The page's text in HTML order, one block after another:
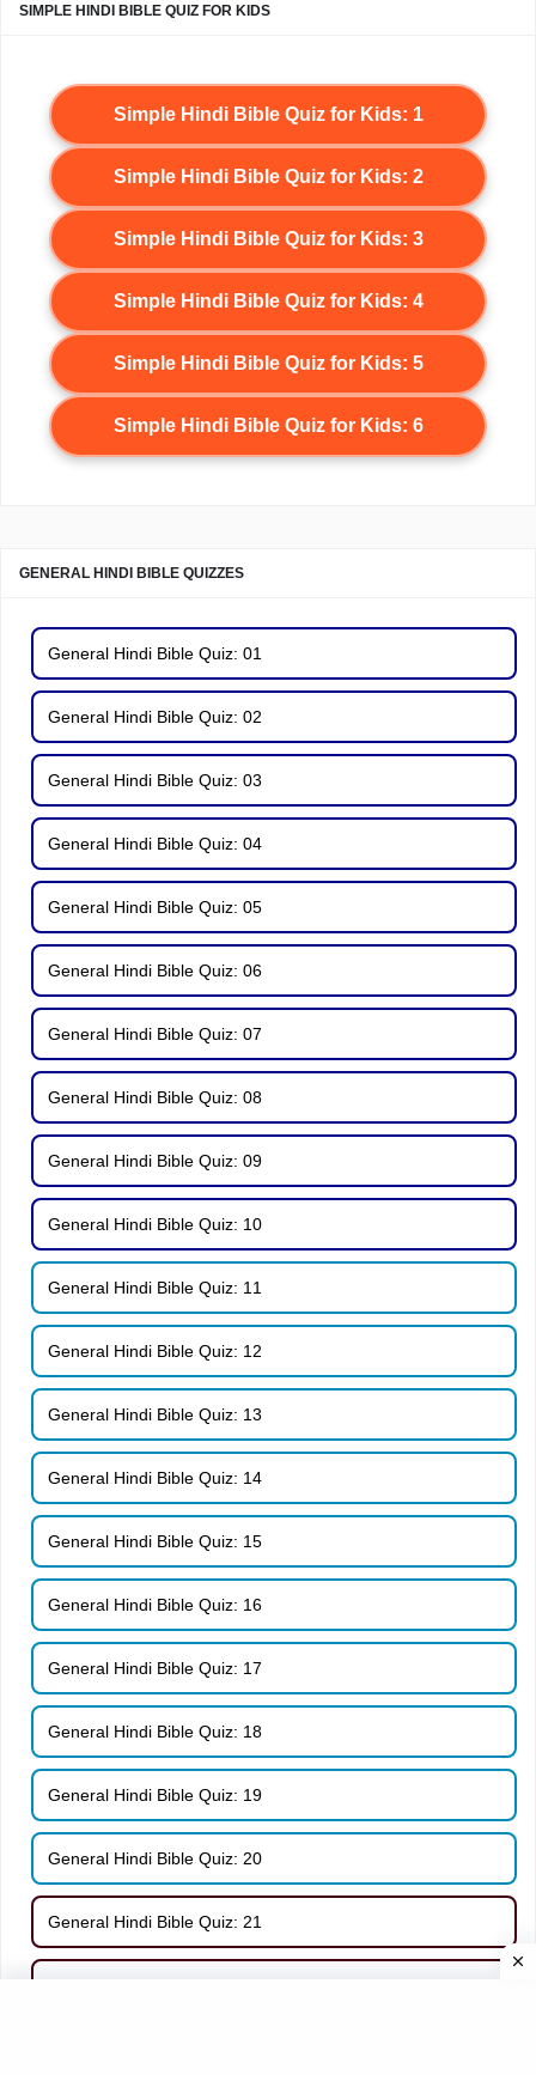
SIMPLE HINDI BIBLE QUIZ FOR KIDS
Simple Hindi Bible Quiz for Kids: 1
Simple Hindi Bible Quiz for Kids: 2
Simple Hindi Bible Quiz for Kids: 3
Simple Hindi Bible Quiz for Kids: 4
Simple Hindi Bible Quiz for Kids: 5
Simple Hindi Bible Quiz for Kids: 6
GENERAL HINDI BIBLE QUIZZES
General Hindi Bible Quiz: 01
General Hindi Bible Quiz: 02
General Hindi Bible Quiz: 03
General Hindi Bible Quiz: 04
General Hindi Bible Quiz: 05
General Hindi Bible Quiz: 06
General Hindi Bible Quiz: 07
General Hindi Bible Quiz: 08
General Hindi Bible Quiz: 09
General Hindi Bible Quiz: 10
General Hindi Bible Quiz: 11
General Hindi Bible Quiz: 12
General Hindi Bible Quiz: 13
General Hindi Bible Quiz: 14
General Hindi Bible Quiz: 15
General Hindi Bible Quiz: 16
General Hindi Bible Quiz: 17
General Hindi Bible Quiz: 18
General Hindi Bible Quiz: 19
General Hindi Bible Quiz: 20
General Hindi Bible Quiz: 21